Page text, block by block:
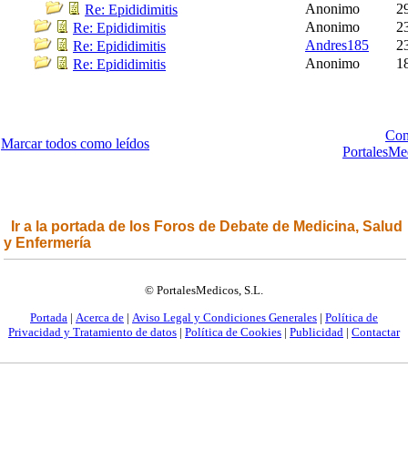
Re: Epididimitis
Anonimo
Re: Epididimitis
Anonimo
Re: Epididimitis
Andres185
Re: Epididimitis
Anonimo
Marcar todos como leídos
Ir a la portada de los Foros de Debate de Medicina, Salud
y Enfermería
© PortalesMedicos, S.L.
Portada | Acerca de | Aviso Legal y Condiciones Generales | Política de
Privacidad y Tratamiento de datos | Política de Cookies | Publicidad | Contactar